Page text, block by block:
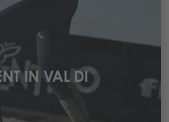
IN VAL DI